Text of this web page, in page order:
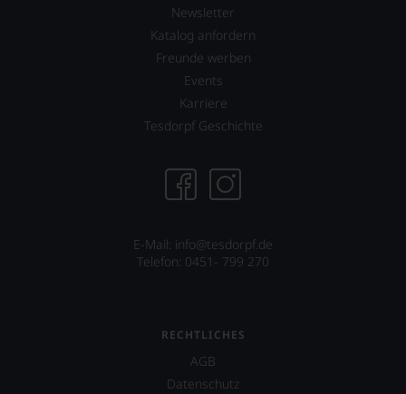
Newsletter
Katalog anfordern
Freunde werben
Events
Karriere
Tesdorpf Geschichte
E-Mail: info@tesdorpf.de
Telefon: 0451- 799 270
RECHTLICHES
AGB
Datenschutz